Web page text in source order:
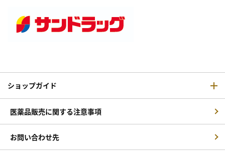
ショップガイド
医薬品販売に関する注意事項
お問い合わせ先